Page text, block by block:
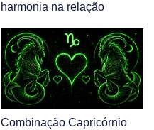
harmonia na relação
Combinação Capricórnio